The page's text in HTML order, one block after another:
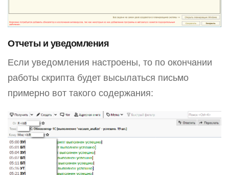
Отчеты и уведомления
Если уведомления настроены, то по окончании
работы скрипта будет высылаться письмо
примерно вот такого содержания: